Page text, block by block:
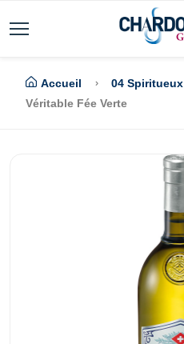
Accueil 04 Spiritueux
Véritable Fée Verte